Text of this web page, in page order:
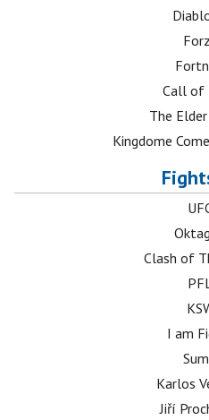
Call of
The
Kingdome
Clash of
I am
Karlos
Jiří